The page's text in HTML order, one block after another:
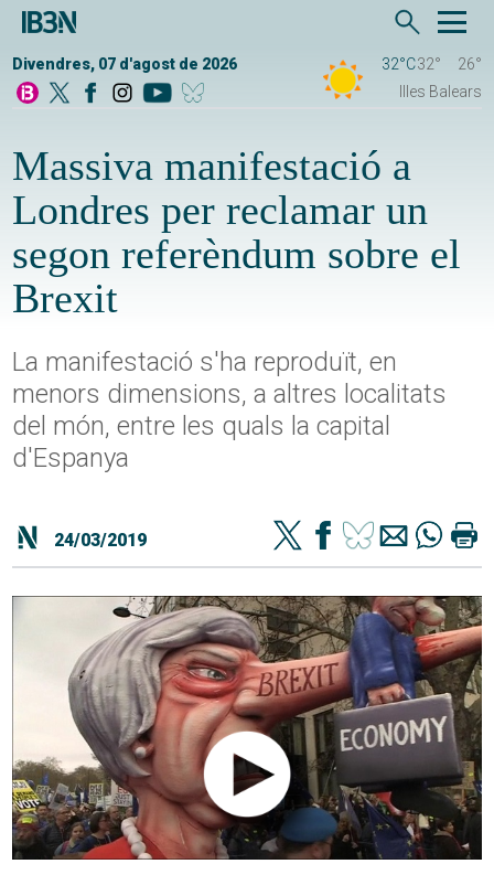
Divendres, 07 d'agost de 2026 32°C32°
26°
Illes Balears
Massiva manifestació a
Londres per reclamar un
segon referèndum sobre el
Brexit
La manifestació s'ha reproduït, en
menors dimensions, a altres localitats
del món, entre les quals la capital
d'Espanya
24/03/2019